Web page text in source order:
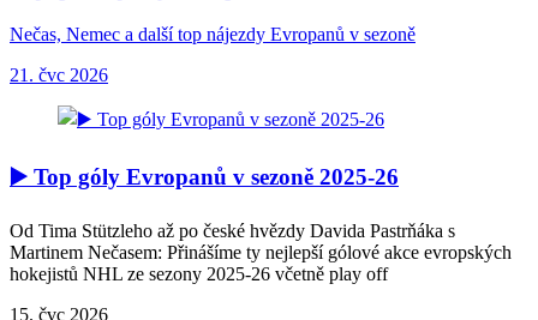
Nečas, Nemec a další top nájezdy Evropanů v sezoně
21. čvc 2026
▶️ Top góly Evropanů v sezoně 2025-26
Od Tima Stützleho až po české hvězdy Davida Pastrňáka s
Martinem Nečasem: Přinášíme ty nejlepší gólové akce evropských
hokejistů NHL ze sezony 2025-26 včetně play off
15. čvc 2026